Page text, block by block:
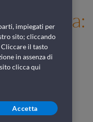
impiegati per
sito; cliccando
il tasto
in assenza di
clicca qui
Accetta